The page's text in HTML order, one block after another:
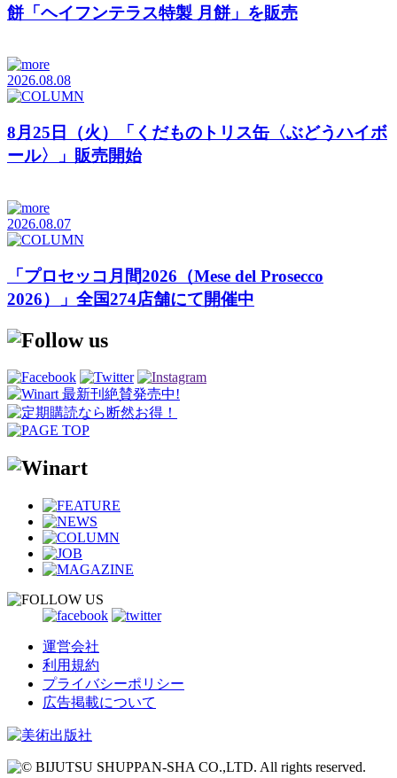
餅「ヘイフンテラス特製 月餅」を販売
2026.08.08
8月25日（火）「くだものトリス缶〈ぶどうハイボ
ール〉」販売開始
2026.08.07
「プロセッコ月間2026（Mese del Prosecco
2026）」全国274店舗にて開催中
運営会社
利用規約
プライバシーポリシー
広告掲載について